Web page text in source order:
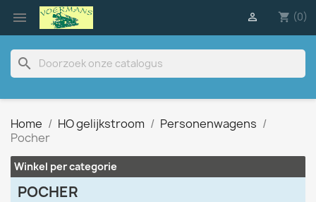
 shopping_cart (0)

search
Home HO gelijkstroom
Personenwagens
Pocher
Winkel per categorie
POCHER